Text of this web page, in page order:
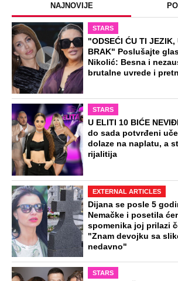
NAJNOVIJE
STARS
"ODSEĆI ĆU TI JEZIK,
BRAK" Poslušajte
Nikolić: Besna i
brutalne uvrede i
STARS
U ELITI 10 BIĆE
do sada potvrđeni
dolaze na naplatu, a
rijalitija
EXTERNAL ARTICLES
Dijana se posle 5
Nemačke i posetila
spomenika joj prilazi
"Znam devojku sa
nedavno"
STARS